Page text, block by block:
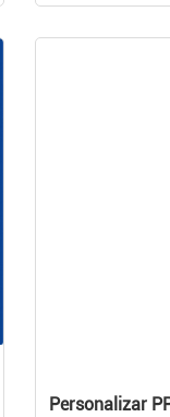
Personalizar